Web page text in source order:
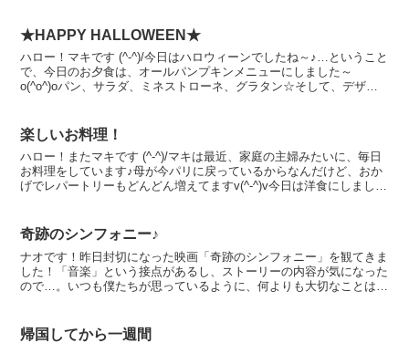
★HAPPY HALLOWEEN★
ハロー！マキです (^-^)/今日はハロウィーンでしたね～♪…ということ
で、今日のお夕食は、オールパンプキンメニューにしました～
o(^o^)oパン、サラダ、ミネストローネ、グラタン☆そして、デザー
楽しいお料理！
ハロー！またマキです (^-^)/マキは最近、家庭の主婦みたいに、毎日
お料理をしています♪母が今パリに戻っているからなんだけど、おか
げでレパートリーもどんどん増えてますv(^-^)v今日は洋食にしまし
奇跡のシンフォニー♪
ナオです！昨日封切になった映画「奇跡のシンフォニー」を観てきま
した！「音楽」という接点があるし、ストーリーの内容が気になった
ので…。いつも僕たちが思っているように、何よりも大切なことは、
帰国してから一週間